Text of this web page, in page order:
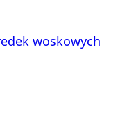
woskowych